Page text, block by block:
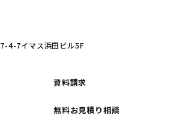
4-7イマス浜田ビル5F
資料請求
無料お見積り相談